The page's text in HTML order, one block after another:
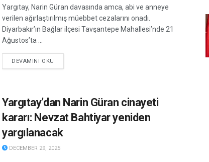
Yargıtay, Narin Güran davasında amca, abi ve anneye
verilen ağırlaştırılmış müebbet cezalarını onadı.
Diyarbakır’ın Bağlar ilçesi Tavşantepe Mahallesi’nde 21
Ağustos’ta ...
DEVAMINI OKU
Yargıtay’dan Narin Güran cinayeti
kararı: Nevzat Bahtiyar yeniden
yargılanacak
DECEMBER 29, 2025